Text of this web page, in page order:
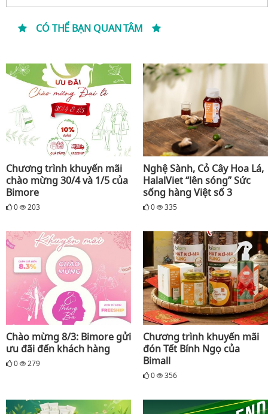
CÓ THỂ BẠN QUAN TÂM
Chương trình khuyến mãi
chào mừng 30/4 và 1/5 của
Bimore
0 203
Nghệ Sành, Cỏ Cây Hoa Lá,
HalalViet “lên sóng” Sức
sống hàng Việt số 3
0 335
Chào mừng 8/3: Bimore gửi
ưu đãi đến khách hàng
0 279
Chương trình khuyến mãi
đón Tết Bính Ngọ của
Bimall
0 356